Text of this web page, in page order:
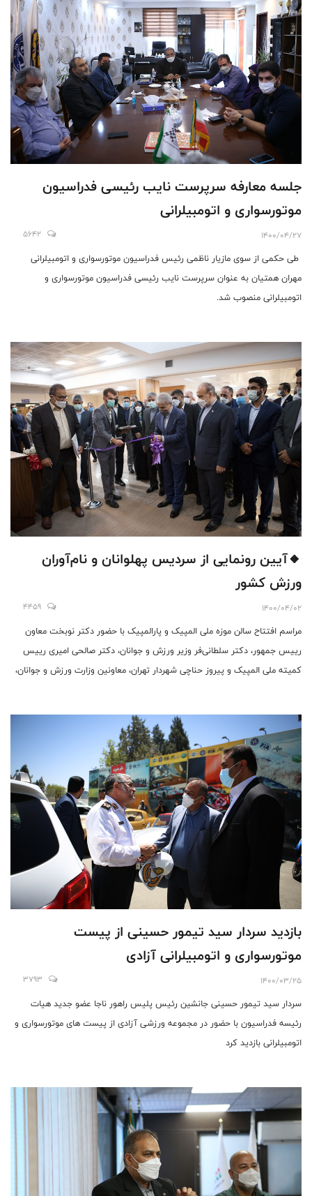
جلسه معارفه سرپرست نایب رئیسی فدراسیون
موتورسواری و اتومبیلرانی
1400/04/27
5642
طی حکمی از سوی مازیار ناظمی رئیس فدراسیون موتورسواری و اتومبیلرانی
مهران همتیان به عنوان سرپرست نایب رئیسی فدراسیون موتورسواری و
اتومبیلرانی منصوب شد.
🔸آیین رونمایی از سردیس پهلوانان و نام‌آوران
ورزش کشور
1400/04/02
4459
مراسم افتتاح سالن موزه ملی المپیک و پارالمپیک با حضور دکتر نوبخت معاون
رییس جمهور، دکتر سلطانی‌فر وزیر ورزش و جوانان، دکتر صالحی امیری رییس
کمیته ملی المپیک و پیروز حناچی شهردار تهران، معاونین وزارت ورزش و جوانان،
بازدید سردار سید تیمور حسینی از پیست
موتورسواری و اتومبیلرانی آزادی
1400/03/25
3793
سردار سید تیمور حسینی جانشین رئیس پلیس راهور ناجا عضو جدید هیات
رئیسه فدراسیون با حضور در مجموعه ورزشی آزادی از پیست های موتورسواری و
اتومبیلرانی بازدید کرد